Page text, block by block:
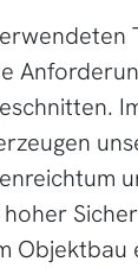
Objektbau